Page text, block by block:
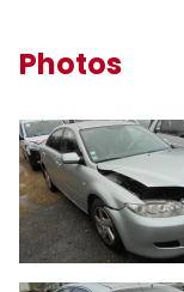
Photos